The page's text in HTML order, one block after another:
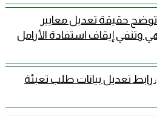
حقيقة تعديل معايير
وتنفي إيقاف استفادة الأرامل
رابط تعديل بيانات طلب تعبئة